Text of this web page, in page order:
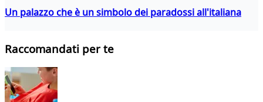
Un palazzo che è un simbolo dei paradossi all'italiana
Raccomandati per te